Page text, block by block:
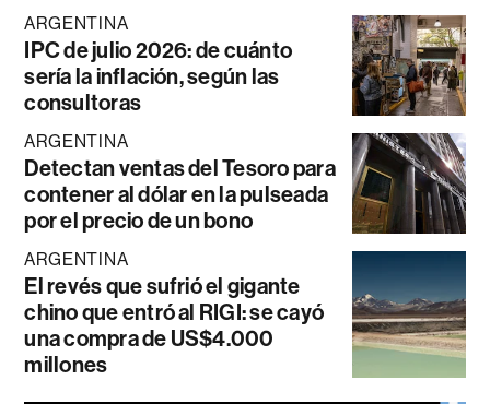
ARGENTINA
IPC de julio 2026: de cuánto
sería la inflación, según las
consultoras
ARGENTINA
Detectan ventas del Tesoro para
contener al dólar en la pulseada
por el precio de un bono
ARGENTINA
El revés que sufrió el gigante
chino que entró al RIGI: se cayó
una compra de US$4.000
millones